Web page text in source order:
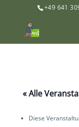
+49 641
« Alle
Diese